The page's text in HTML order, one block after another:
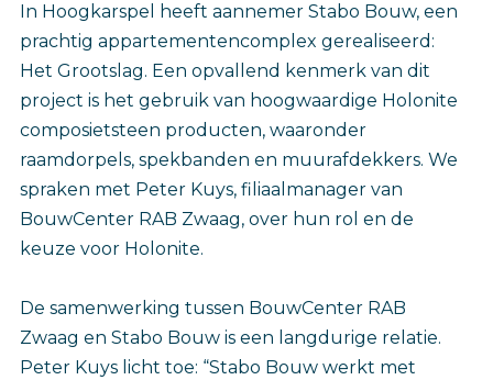
‎In Hoogkarspel heeft aannemer Stabo Bouw, een
prachtig appartementencomplex gerealiseerd:
Het Grootslag. Een opvallend kenmerk van dit
project is het gebruik van hoogwaardige Holonite
composietsteen producten, waaronder
raamdorpels, spekbanden en muurafdekkers. We
spraken met Peter Kuys, filiaalmanager van
BouwCenter RAB Zwaag, over hun rol en de
keuze voor Holonite.
De samenwerking tussen BouwCenter RAB
Zwaag en Stabo Bouw is een langdurige relatie.
Peter Kuys licht toe: “Stabo Bouw werkt met